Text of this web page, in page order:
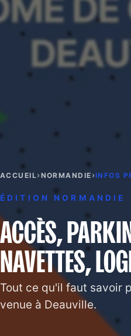
ACCUEIL› NORMANDIE ›INFOS
ÉDITION NORMANDIE
ACCÈS,
NAVETTES,
Tout ce qu'il faut savoir
venue à Deauville.